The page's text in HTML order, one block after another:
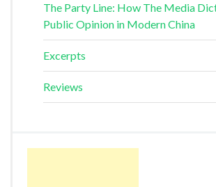
The Party Line: How The Media
Public Opinion in Modern China
Excerpts
Reviews